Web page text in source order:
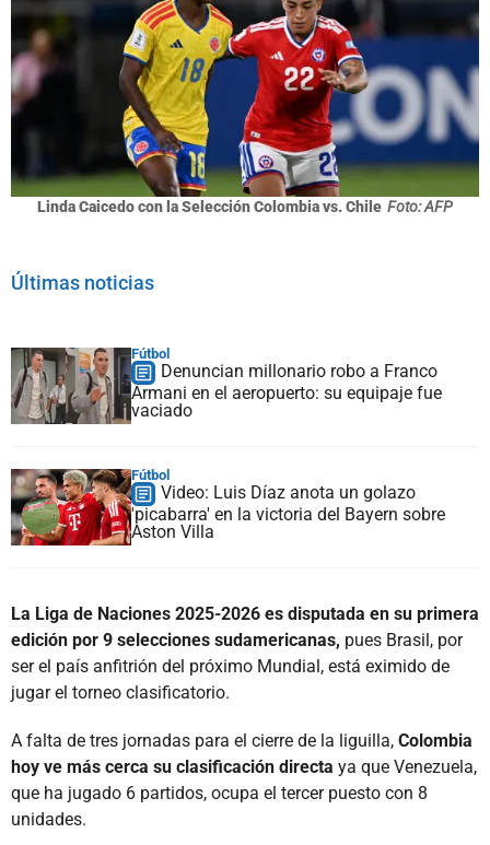
Linda Caicedo con la Selección Colombia vs. Chile Foto: AFP
Últimas noticias
Fútbol
Denuncian millonario robo a Franco
Armani en el aeropuerto: su equipaje fue
vaciado
Fútbol
Video: Luis Díaz anota un golazo
'picabarra' en la victoria del Bayern sobre
Aston Villa
La Liga de Naciones 2025-2026 es disputada en su primera
edición por 9 selecciones sudamericanas, pues Brasil, por
ser el país anfitrión del próximo Mundial, está eximido de
jugar el torneo clasificatorio.
A falta de tres jornadas para el cierre de la liguilla, Colombia
hoy ve más cerca su clasificación directa ya que Venezuela,
que ha jugado 6 partidos, ocupa el tercer puesto con 8
unidades.